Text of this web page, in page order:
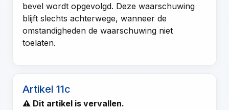
bevel wordt opgevolgd. Deze waarschuwing
blijft slechts achterwege, wanneer de
omstandigheden de waarschuwing niet
toelaten.
Artikel 11c
⚠ Dit artikel is vervallen.